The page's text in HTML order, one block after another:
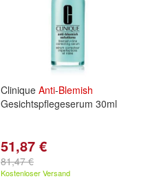
Clinique Anti-Blemish
Gesichtspflegeserum 30ml
51,87 €
81,47 €
Kostenloser Versand